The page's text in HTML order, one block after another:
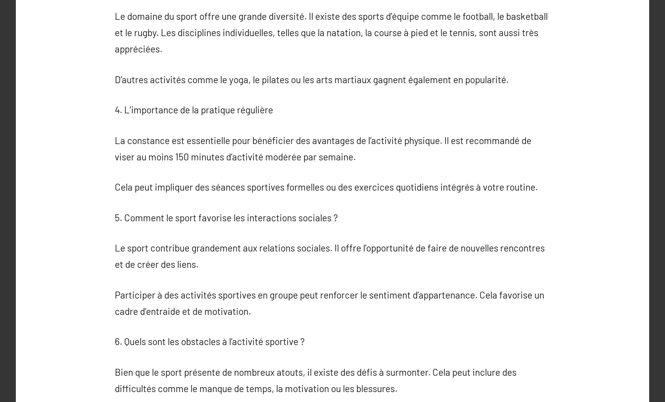
Le domaine du sport offre une grande diversité. Il existe des sports d’équipe comme le football, le basketball
et le rugby. Les disciplines individuelles, telles que la natation, la course à pied et le tennis, sont aussi très
appréciées.
D’autres activités comme le yoga, le pilates ou les arts martiaux gagnent également en popularité.
4. L’importance de la pratique régulière
La constance est essentielle pour bénéficier des avantages de l’activité physique. Il est recommandé de
viser au moins 150 minutes d’activité modérée par semaine.
Cela peut impliquer des séances sportives formelles ou des exercices quotidiens intégrés à votre routine.
5. Comment le sport favorise les interactions sociales ?
Le sport contribue grandement aux relations sociales. Il offre l’opportunité de faire de nouvelles rencontres
et de créer des liens.
Participer à des activités sportives en groupe peut renforcer le sentiment d’appartenance. Cela favorise un
cadre d’entraide et de motivation.
6. Quels sont les obstacles à l’activité sportive ?
Bien que le sport présente de nombreux atouts, il existe des défis à surmonter. Cela peut inclure des
difficultés comme le manque de temps, la motivation ou les blessures.